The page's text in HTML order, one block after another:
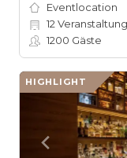
Eventlocation
12
1200 Gäste
HIGHLIGHT